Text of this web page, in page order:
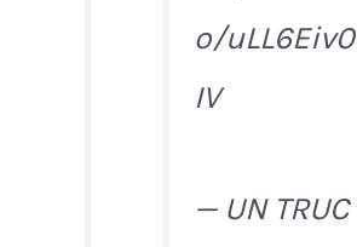
o/uLL6Eiv0
IV
— UN TRUC